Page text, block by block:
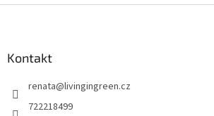
Kontakt
renata@livingingreen.cz
722218499